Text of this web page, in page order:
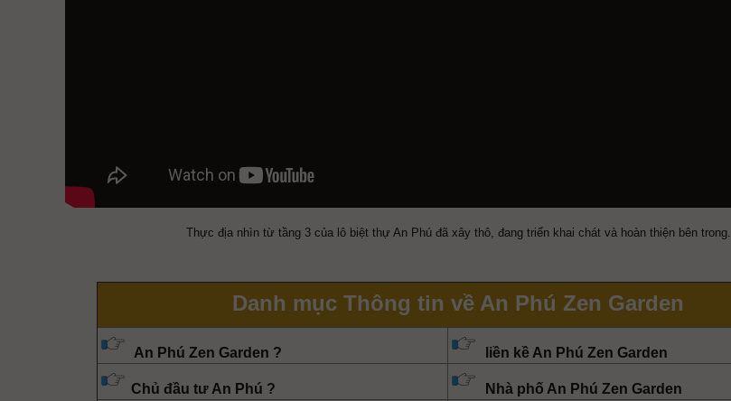
Thực địa nhìn từ tầng 3 của lô biệt thự An Phú đã xây thô, đang triển khai chát và hoàn thiện bên trong.
Danh mục Thông tin về An Phú Zen Garden
An Phú Zen Garden ? liền kề An Phú Zen Garden
Chủ đầu tư An Phú ? Nhà phố An Phú Zen Garden